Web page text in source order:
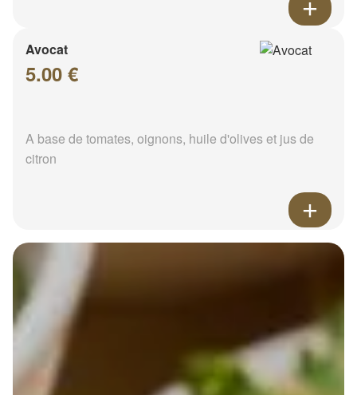
Avocat
5.00 €
A base de tomates, oignons, huile d'olives et jus de
citron